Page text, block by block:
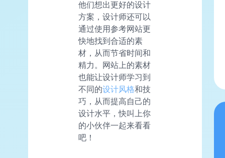
他们想出更好的设计
方案，设计师还可以
通过使用参考网站更
快地找到合适的素
材，从而节省时间和
精力。网站上的素材
也能让设计师学习到
不同的设计风格和技
巧，从而提高自己的
设计水平，快叫上你
的小伙伴一起来看看
吧！